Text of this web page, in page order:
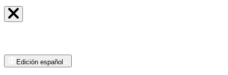
Edición español